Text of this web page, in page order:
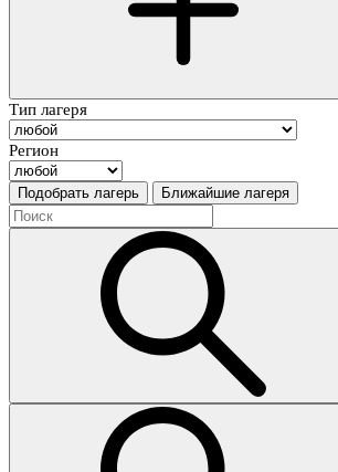
Тип лагеря
Регион
Подобрать лагерь Ближайшие лагеря